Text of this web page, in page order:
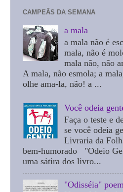
CAMPEÃS DA SEMANA
a mala
a mala não é
mala, não é
mala não, não
A mala, não esmola; a
olhe ama-la, não! a ...
Você odeia
Faça o teste e
se você odeia
Livraria da
bem-humorado "Odeio
uma sátira dos livro...
"Odisséia"